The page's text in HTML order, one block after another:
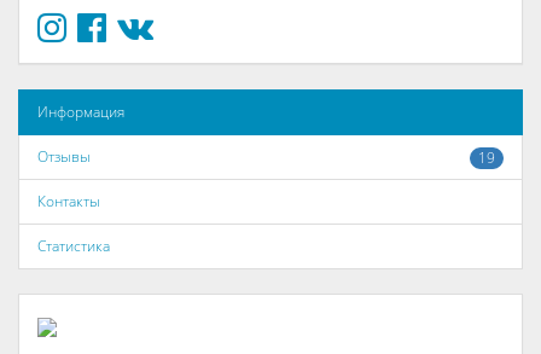
Информация
19
Отзывы
Контакты
Статистика